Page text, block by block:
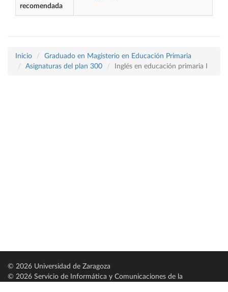
recomendada
Inicio
Graduado en Magisterio en Educación Primaria
Asignaturas del plan 300
Inglés en educación primaria I
© 2026 Universidad de Zaragoza
© 2026 Servicio de Informática y Comunicaciones de la